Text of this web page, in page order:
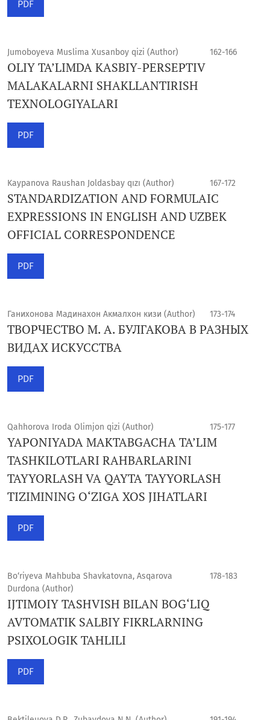
PDF
Jumoboyeva Muslima Xusanboy qizi (Author) 162-166
OLIY TA’LIMDA KASBIY-PERSEPTIV
MALAKALARNI SHAKLLANTIRISH
TEXNOLOGIYALARI
PDF
Kaypanova Raushan Joldasbay qızı (Author) 167-172
STANDARDIZATION AND FORMULAIC
EXPRESSIONS IN ENGLISH AND UZBEK
OFFICIAL CORRESPONDENCE
PDF
Ганихонова Мадинахон Акмалхон кизи (Author) 173-174
ТВОРЧЕСТВО М. А. БУЛГАКОВА В РАЗНЫХ
ВИДАХ ИСКУССТВА
PDF
Qahhorova Iroda Olimjon qizi (Author) 175-177
YAPONIYADA MAKTABGACHA TA’LIM
TASHKILOTLARI RAHBARLARINI
TAYYORLASH VA QAYTA TAYYORLASH
TIZIMINING O‘ZIGA XOS JIHATLARI
PDF
Bo‘riyeva Mahbuba Shavkatovna, Asqarova
Durdona (Author)
178-183
IJTIMOIY TASHVISH BILAN BOG‘LIQ
AVTOMATIK SALBIY FIKRLARNING
PSIXOLOGIK TAHLILI
PDF